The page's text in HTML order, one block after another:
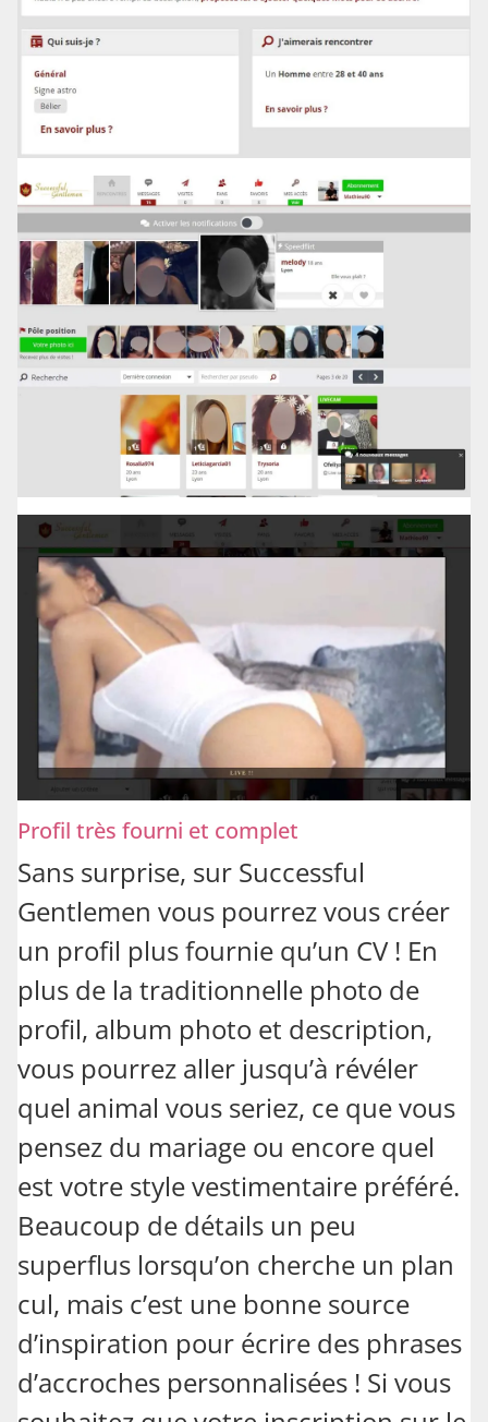
Profil très fourni et complet
Sans surprise, sur Successful
Gentlemen vous pourrez vous créer
un profil plus fournie qu’un CV ! En
plus de la traditionnelle photo de
profil, album photo et description,
vous pourrez aller jusqu’à révéler
quel animal vous seriez, ce que vous
pensez du mariage ou encore quel
est votre style vestimentaire préféré.
Beaucoup de détails un peu
superflus lorsqu’on cherche un plan
cul, mais c’est une bonne source
d’inspiration pour écrire des phrases
d’accroches personnalisées ! Si vous